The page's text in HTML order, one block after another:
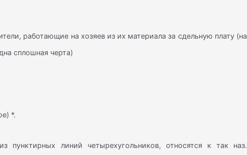
работающие на хозяев из их материала за сдельную плату (на
сплошная черта)
*.
пунктирных линий четырехугольников, относятся к так наз.